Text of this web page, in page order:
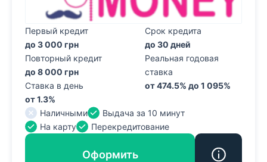
Первый кредит
до 3 000 грн
Повторный кредит
до 8 000 грн
Ставка в день
от 1.3%
Срок кредита
до 30 дней
Реальная годовая
ставка
от 474.5% до 1 095%
Наличными
Выдача за 10 минут
На карту
Перекредитование
Оформить